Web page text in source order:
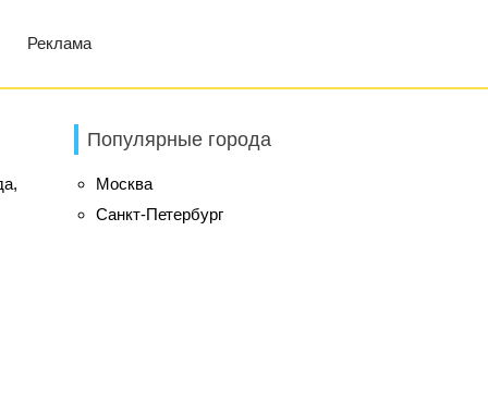
Реклама
Популярные города
Москва
Санкт-Петербург